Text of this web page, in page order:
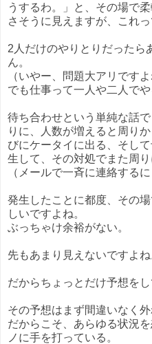
うするわ。」と、その場で
さそうに見えますが、これ
2人だけのやりとりだったら
ん。
（いやー、問題大アリですよ
でも仕事って一人や二人で
待ち合わせという単純な話
りに、人数が増えると周り
びにケータイに出る、そし
生して、その対処でまた周り
（メールで一斉に連絡する
発生したことに都度、その
しいですよね。
ぶっちゃけ余裕がない。
先もあまり見えないですよね
だからちょっとだけ予想をし
その予想はまず間違いなく外
だからこそ、あらゆる状況
ノに手を打っている。